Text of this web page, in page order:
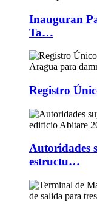
Inauguran
Ta…
Registro
Autoridades
estructu…